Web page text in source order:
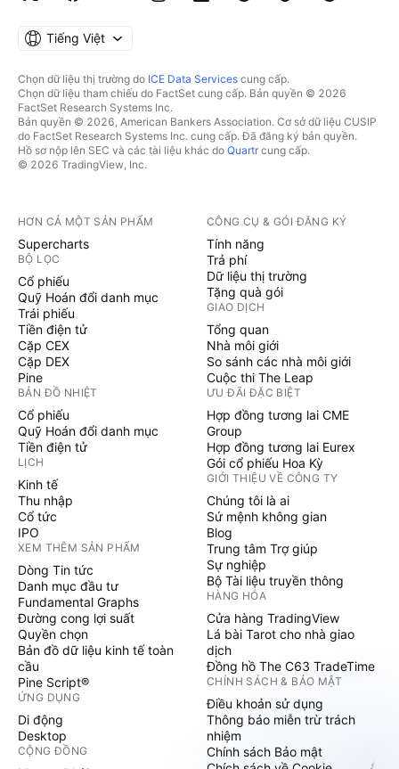
Tiếng Việt
Chọn dữ liệu thị trường do ICE Data Services cung cấp.
Chọn dữ liệu tham chiếu do FactSet cung cấp. Bản quyền © 2026
FactSet Research Systems Inc.
Bản quyền © 2026, American Bankers Association. Cơ sở dữ liệu CUSIP
do FactSet Research Systems Inc. cung cấp. Đã đăng ký bản quyền.
Hồ sơ nộp lên SEC và các tài liệu khác do Quartrcung cấp.
© 2026 TradingView, Inc.
HƠN CẢ MỘT SẢN PHẨM
Supercharts
BỘ LỌC
Cổ phiếu
Quỹ Hoán đổi danh mục
Trái phiếu
Tiền điện tử
Cặp CEX
Cặp DEX
Pine
BẢN ĐỒ NHIỆT
Cổ phiếu
Quỹ Hoán đổi danh mục
Tiền điện tử
LỊCH
Kinh tế
Thu nhập
Cổ tức
IPO
XEM THÊM SẢN PHẨM
Dòng Tin tức
Danh mục đầu tư
Fundamental Graphs
Đường cong lợi suất
Quyền chọn
Bản đồ dữ liệu kinh tế toàn
cầu
Pine Script®
ỨNG DỤNG
Di động
Desktop
CỘNG ĐỒNG
CÔNG CỤ & GÓI ĐĂNG KÝ
Tính năng
Trả phí
Dữ liệu thị trường
Tặng quà gói
GIAO DỊCH
Tổng quan
Nhà môi giới
So sánh các nhà môi giới
Cuộc thi The Leap
ƯU ĐÃI ĐẶC BIỆT
Hợp đồng tương lai CME
Group
Hợp đồng tương lai Eurex
Gói cổ phiếu Hoa Kỳ
GIỚI THIỆU VỀ CÔNG TY
Chúng tôi là ai
Sứ mệnh không gian
Blog
Trung tâm Trợ giúp
Sự nghiệp
Bộ Tài liệu truyền thông
HÀNG HÓA
Cửa hàng TradingView
Lá bài Tarot cho nhà giao
dịch
Đồng hồ The C63 TradeTime
CHÍNH SÁCH & BẢO MẬT
Điều khoản sử dụng
Thông báo miễn trừ trách
nhiệm
Chính sách Bảo mật